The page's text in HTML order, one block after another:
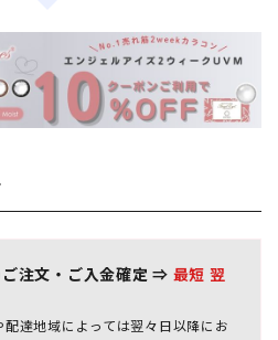
注文・ご入金確定 ⇒ 最短 翌
達地域によっては翌々日以降にお